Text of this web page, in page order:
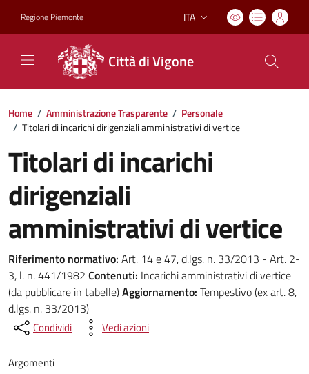
Regione Piemonte Lingua attiva:
ITA
Città di Vigone
Home / Amministrazione Trasparente / Personale
/ Titolari di incarichi dirigenziali amministrativi di vertice
Titolari di incarichi
dirigenziali
amministrativi di vertice
Riferimento normativo: Art. 14 e 47, d.lgs. n. 33/2013 - Art. 2-
3, l. n. 441/1982 Contenuti: Incarichi amministrativi di vertice
(da pubblicare in tabelle)Aggiornamento: Tempestivo (ex art. 8,
d.lgs. n. 33/2013)
Condividi Vedi azioni
Argomenti